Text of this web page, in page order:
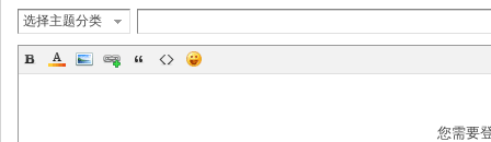
选择主题分类
您需要